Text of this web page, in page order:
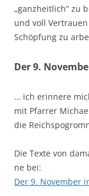
„ganz­heit­lich“ zu
und voll
Schöp­fung zu
Der 9.
… ich erin­ne­re
mit Pfar­rer
die
Die Tex­te von
ne bei:
Der 9. Novem­ber